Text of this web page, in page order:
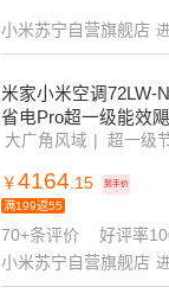
双缸压缩机 双排冷凝
￥2549.15
满199返55
小米苏宁自营旗舰店
米家小米空调72LW-
省电Pro超一级能效
风口客厅立式圆柱柜机
大广角风域 超一级节
￥4164.15